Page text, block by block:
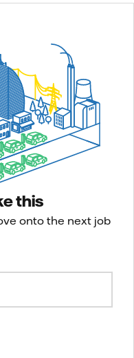
this
onto the next job